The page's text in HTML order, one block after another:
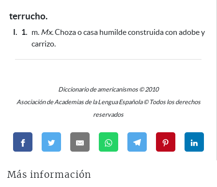
terrucho.
I. 1. m. Mx.Choza o casa humilde construida con adobe y
carrizo.
Diccionario de americanismos © 2010
Asociación de Academias de la Lengua Española © Todos los derechos
reservados
Más información